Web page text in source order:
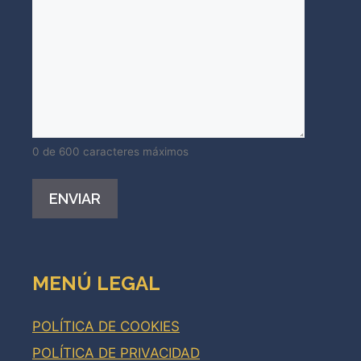
0 de 600 caracteres máximos
MENÚ LEGAL
POLÍTICA DE COOKIES
POLÍTICA DE PRIVACIDAD